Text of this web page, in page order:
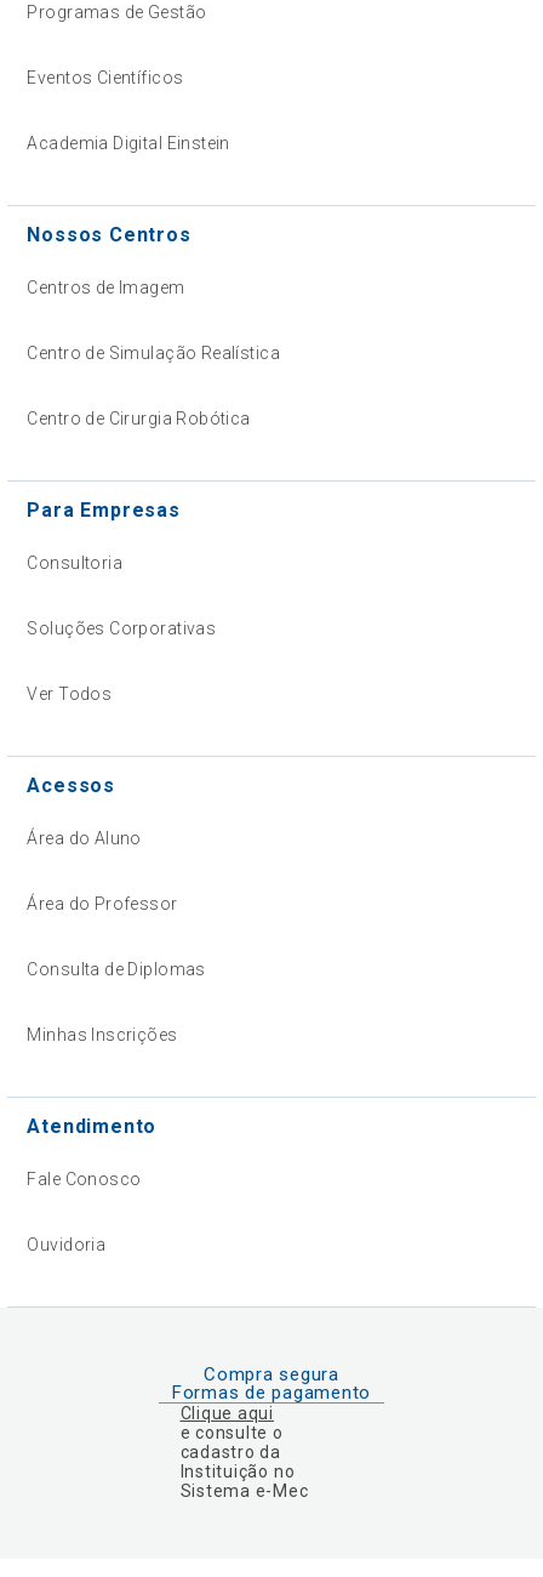
Programas de Gestão
Eventos Científicos
Academia Digital Einstein
Nossos Centros
Centros de Imagem
Centro de Simulação Realística
Centro de Cirurgia Robótica
Para Empresas
Consultoria
Soluções Corporativas
Ver Todos
Acessos
Área do Aluno
Área do Professor
Consulta de Diplomas
Minhas Inscrições
Atendimento
Fale Conosco
Ouvidoria
Compra segura
Formas de pagamento
Clique aqui
e consulte o
cadastro da
Instituição no
Sistema e-Mec